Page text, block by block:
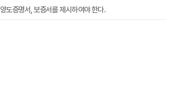
양도증명서, 보증서를 제시하여야 한다.